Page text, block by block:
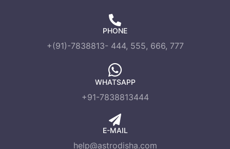
PHONE
+(91)-7838813- 444, 555, 666, 777
WHATSAPP
+91-7838813444
E-MAIL
help@astrodisha.com